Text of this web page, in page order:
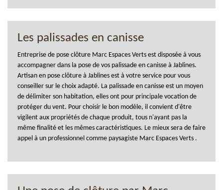
Les palissades en canisse
Entreprise de pose clôture Marc Espaces Verts est disposée à vous
accompagner dans la pose de vos palissade en canisse à Jablines.
Artisan en pose clôture à Jablines est à votre service pour vous
conseiller sur le choix adapté. La palissade en canisse est un moyen
de délimiter son habitation, elles ont pour principale vocation de
protéger du vent. Pour choisir le bon modèle, il convient d'être
vigilent aux propriétés de chaque produit, tous n'ayant pas la
même finalité et les mêmes caractéristiques. Le mieux sera de faire
appel à un professionnel comme paysagiste Marc Espaces Verts .